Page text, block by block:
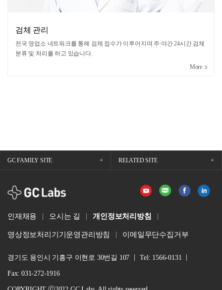
검체 관리
전국 영업소 네트워크를 통해 검체 접수가 이루어지며 주∙야간 24시간 검체
분류 및 처리를 하고 있습니다.
More
GC FAMILY SITE RELATED SITE
GCLabs
인재채용 오시는 길 개인정보처리방침
영상정보처리기기운영관리방침 이메일무단수집거부
경기도 용인시 기흥구 이현로 30번길 107 Tel: 1566-0131
Fax: 031-272-1916